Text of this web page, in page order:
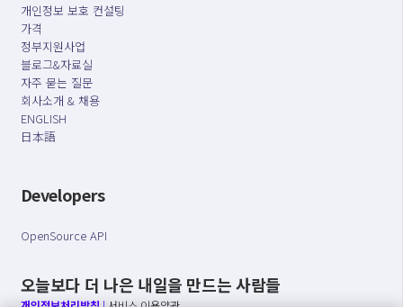
개인정보 보호 컨설팅
가격
정부지원사업
블로그&자료실
자주 묻는 질문
회사소개 & 채용
ENGLISH
日本語
Developers
OpenSource API
오늘보다 더 나은 내일을 만드는 사람들